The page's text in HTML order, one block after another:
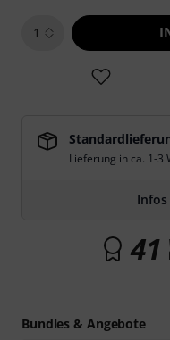
1
Lieferung in ca. 1-3
41
Bundles & Angebote